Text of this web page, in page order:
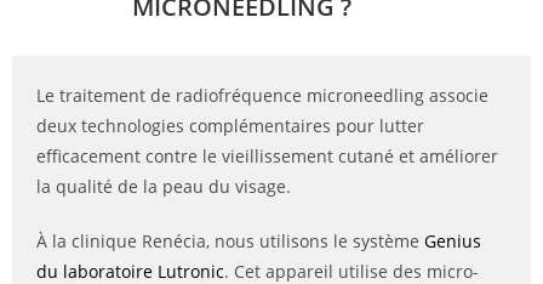
MICRONEEDLING ?
Le traitement de radiofréquence microneedling associe
deux technologies complémentaires pour lutter
efficacement contre le vieillissement cutané et améliorer
la qualité de la peau du visage.
À la clinique Renécia, nous utilisons le système Genius
du laboratoire Lutronic. Cet appareil utilise des micro-